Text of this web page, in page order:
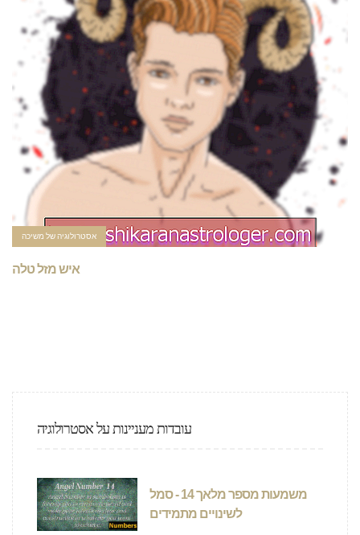
אסטרולוגיה של משיכה
איש מזל טלה
עובדות מעניינות על אסטרולוגיה
משמעות מספר מלאך 14 - סמל
לשינויים מתמידים